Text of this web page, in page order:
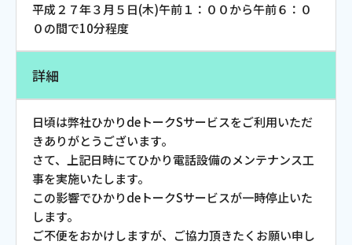
平成２７年３月５日(木)午前１：００から午前６：０
０の間で10分程度
詳細
日頃は弊社ひかりdeトークSサービスをご利用いただ
きありがとうございます。
さて、上記日時にてひかり電話設備のメンテナンス工
事を実施いたします。
この影響でひかりdeトークSサービスが一時停止いた
します。
ご不便をおかけしますが、ご協力頂きたくお願い申し